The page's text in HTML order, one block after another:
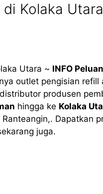
di Kolaka
Utara ~ INFO
outlet pengisian
produsen
hingga ke Kolaka
Dapatkan
juga.